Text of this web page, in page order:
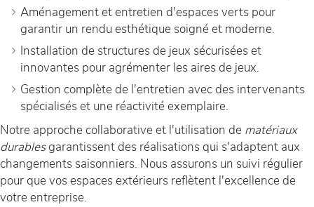
Aménagement et entretien d'espaces verts pour
garantir un rendu esthétique soigné et moderne.
Installation de structures de jeux sécurisées et
innovantes pour agrémenter les aires de jeux.
Gestion complète de l'entretien avec des intervenants
spécialisés et une réactivité exemplaire.
Notre approche collaborative et l'utilisation de matériaux
durablesgarantissent des réalisations qui s'adaptent aux
changements saisonniers. Nous assurons un suivi régulier
pour que vos espaces extérieurs reflètent l'excellence de
votre entreprise.